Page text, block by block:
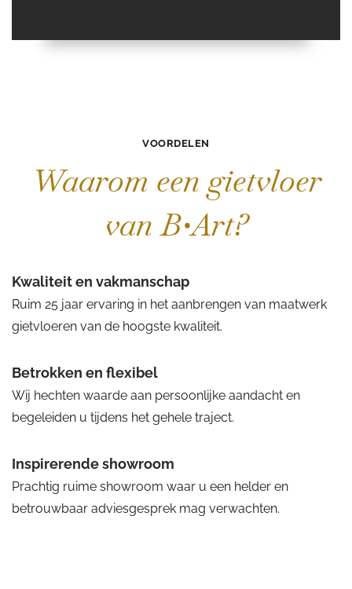
VOORDELEN
Waarom een gietvloer
van B•Art?
Kwaliteit en vakmanschap
Ruim 25 jaar ervaring in het aanbrengen van maatwerk
gietvloeren van de hoogste kwaliteit.
Betrokken en flexibel
Wij hechten waarde aan persoonlijke aandacht en
begeleiden u tijdens het gehele traject.
Inspirerende showroom
Prachtig ruime showroom waar u een helder en
betrouwbaar adviesgesprek mag verwachten.